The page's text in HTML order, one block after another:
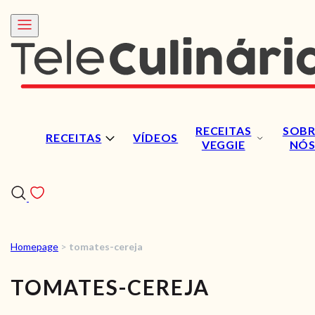
RECEITAS VÍDEOS
RECEITAS
VEGGIE
NÓS
VÍDEOS
Homepage > tomates-cereja
TOMATES-CEREJA